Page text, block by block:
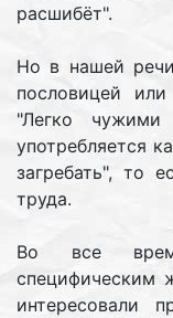
расшибёт".
Но в нашей речи
пословицей
"Легко чужими
употребляется
загребать", то
труда.
Во все
специфическим
интересовали